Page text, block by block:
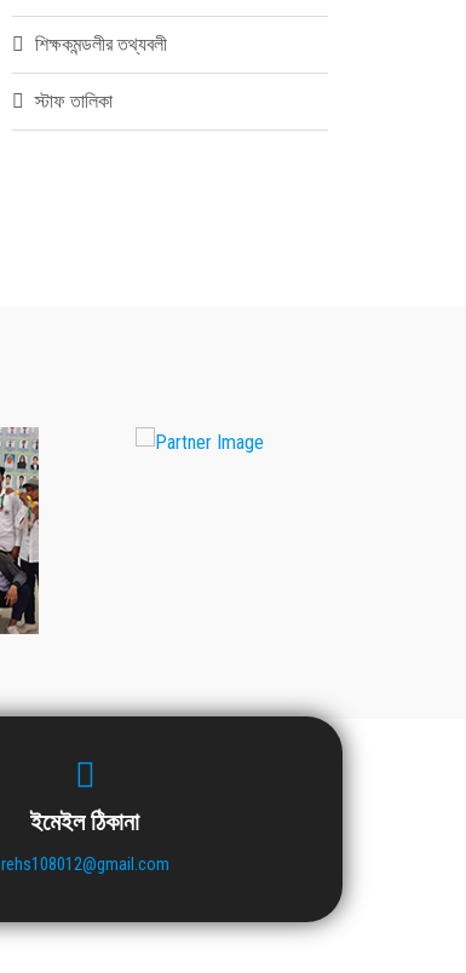
শিক্ষকমন্ডলীর তথ্যবলী
স্টাফ তালিকা
ইমেইল ঠিকানা
rehs108012@gmail.com